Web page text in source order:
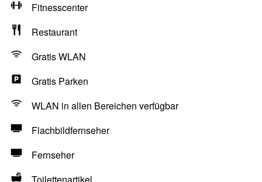
Fitnesscenter
Restaurant
Gratis WLAN
Gratis Parken
WLAN in allen Bereichen verfügbar
Flachbildfernseher
Fernseher